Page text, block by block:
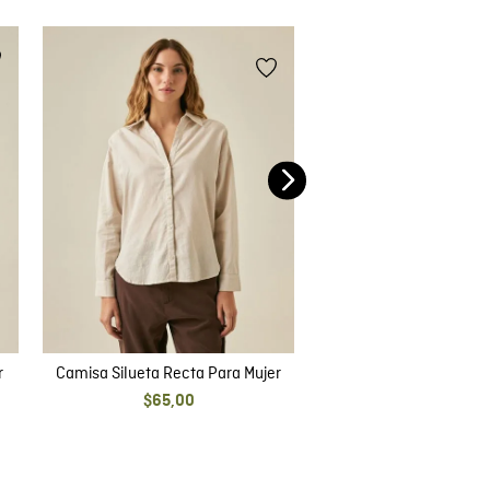
Camisa Silueta Recta Para Mujer
$65,00